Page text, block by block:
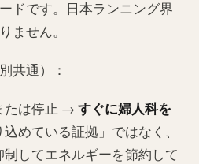
ドです。日本ランニング界
ません。
共通）：
たは停止 → すぐに婦人科を
めている証拠」ではなく、
してエネルギーを節約して